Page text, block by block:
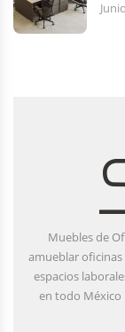
Muebles de
amueblar
espacios
en todo México